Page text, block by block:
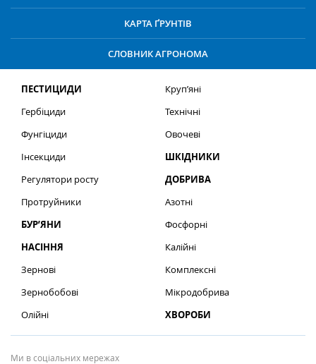
КАРТА ҐРУНТІВ
СЛОВНИК АГРОНОМА
ПЕСТИЦИДИ
Гербіциди
Фунгіциди
Інсекциди
Регулятори росту
Протруйники
БУР’ЯНИ
НАСІННЯ
Зернові
Зернобобові
Олійні
Круп’яні
Технічні
Овочеві
ШКІДНИКИ
ДОБРИВА
Азотні
Фосфорні
Калійні
Комплексні
Мікродобрива
ХВОРОБИ
Ми в соціальних мережах